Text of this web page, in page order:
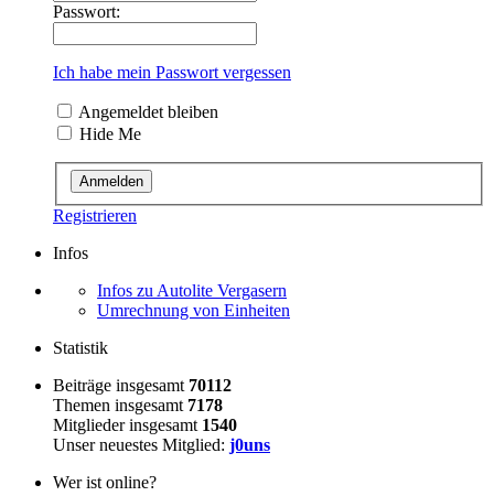
Passwort:
Ich habe mein Passwort vergessen
Angemeldet bleiben
Hide Me
Registrieren
Infos
Infos zu Autolite Vergasern
Umrechnung von Einheiten
Statistik
Beiträge insgesamt 70112
Themen insgesamt 7178
Mitglieder insgesamt 1540
Unser neuestes Mitglied: j0uns
Wer ist online?